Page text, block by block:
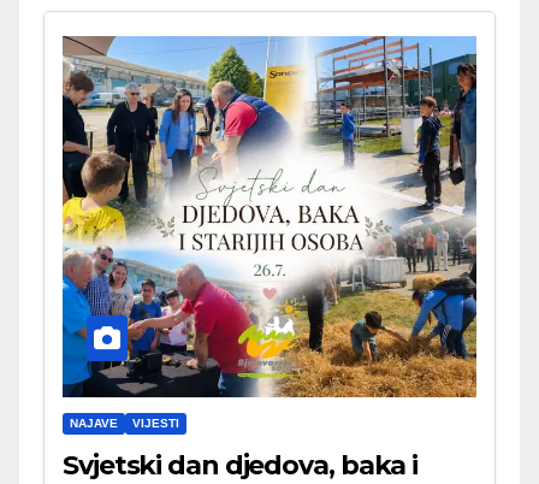
NAJAVE VIJESTI
Svjetski dan djedova, baka i